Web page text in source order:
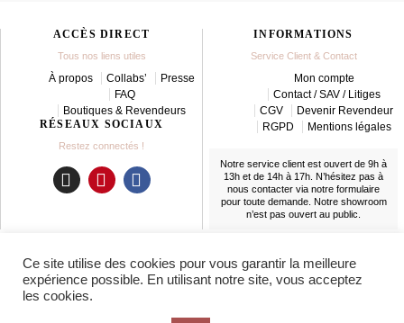
ACCÈS DIRECT
Tous nos liens utiles
À propos Collabs’
Presse
FAQ
Boutiques & Revendeurs
RÉSEAUX SOCIAUX
Restez connectés !
I
a
g
r
P
e
r
F
b
o
INFORMATIONS
Service Client & Contact
Mon compte
Contact / SAV / Litiges
CGV
Devenir Revendeur
RGPD
Mentions légales
Notre service client est ouvert de 9h à
13h et de 14h à 17h. N’hésitez pas à
nous contacter via notre formulaire
pour toute demande. Notre showroom
n’est pas ouvert au public.
En France et partout dans le monde
Ce site utilise des cookies pour vous garantir la meilleure
expérience possible. En utilisant notre site, vous acceptez
les cookies.